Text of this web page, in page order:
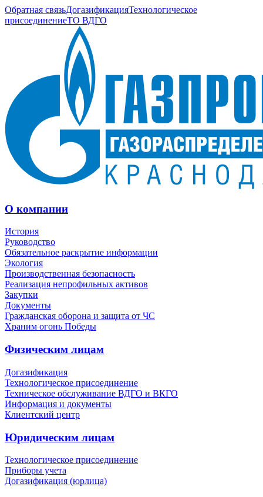
Обратная связьДогазификацияТехнологическое
присоединениеТО ВДГО
О компании
История
Руководство
Обязательное раскрытие информации
Экология
Производственная безопасность
Реализация непрофильных активов
Закупки
Документы
Гражданская оборона и защита от ЧС
Храним огонь Победы
Физическим лицам
Догазификация
Технологическое присоединение
Техническое обслуживание ВДГО и ВКГО
Информация и документы
Клиентский центр
Юридическим лицам
Технологическое присоединение
Приборы учета
Догазификация (юрлица)